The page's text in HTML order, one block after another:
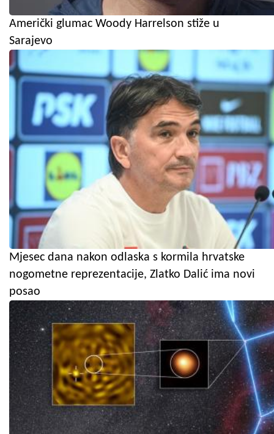
Američki glumac Woody Harrelson stiže u
Sarajevo
Mjesec dana nakon odlaska s kormila hrvatske
nogometne reprezentacije, Zlatko Dalić ima novi
posao